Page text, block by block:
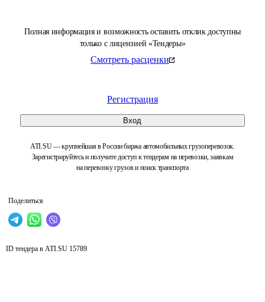
Полная информация и возможность оставить отклик доступны
только с лицензией «Тендеры»
Смотреть расценки
Регистрация
Вход
ATI.SU — крупнейшая в России биржа автомобильных грузоперевозок.
Зарегистрируйтесь и получите доступ к тендерам на перевозки, заявкам
на перевозку грузов и поиск транспорта
Поделиться
ID тендера в ATI.SU 15789